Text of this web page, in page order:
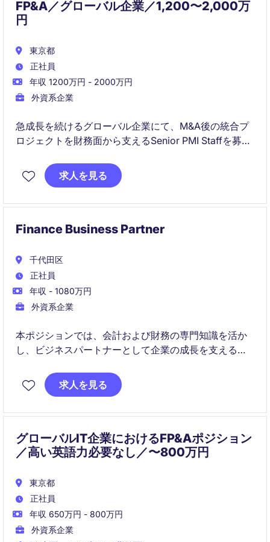
FP&A／グローバル企業／1,200〜2,000万
円
東京都
正社員
年収 1200万円 - 2000万円
外資系企業
急成長を続けるグローバル企業にて、M&A後の統合プ
ロジェクトを財務面から支えるSenior PMI Staffを募集
経営層と連携し、組織変革やガバナンス構築に携わる
ことができる希少なポジションです。
求人を見る
Finance Business Partner
千代田区
正社員
年収 - 1080万円
外資系企業
本ポジションでは、会計および財務の専門知識を活か
し、ビジネスパートナーとして企業の成長を支える役
案と実行をリードする重要な役割です。
求人を見る
グローバルIT企業におけるFP&Aポジション
／高い英語力必要なし／〜800万円
東京都
正社員
年収 650万円 - 800万円
外資系企業